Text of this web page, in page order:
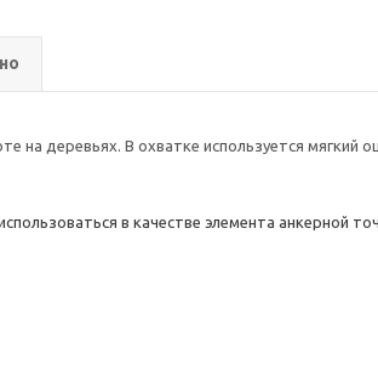
на деревьях. В охватке используется
в качестве элемента анкерной